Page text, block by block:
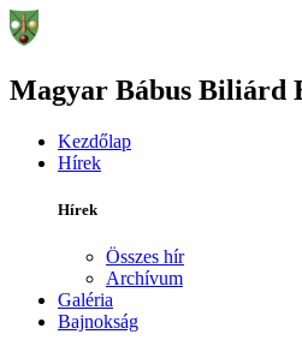
Magyar Bábus Biliárd
Kezdőlap
Hírek
Hírek
Összes hír
Archívum
Galéria
Bajnokság